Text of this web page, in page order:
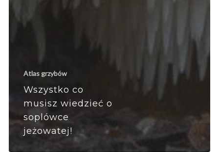
Atlas grzybów
Wszystko co
musisz wiedzieć o
soplówce
jeżowatej!